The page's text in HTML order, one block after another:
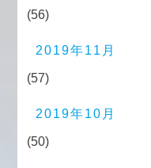
(56)
2019年11月
(57)
2019年10月
(50)